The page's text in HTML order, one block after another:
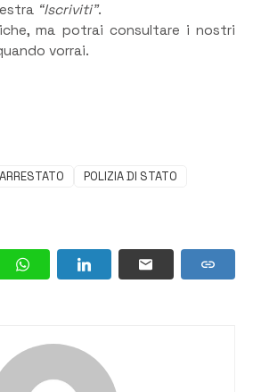
“Iscriviti”.
ma potrai consultare i nostri
vorrai.
ARRESTATO
POLIZIA DI STATO